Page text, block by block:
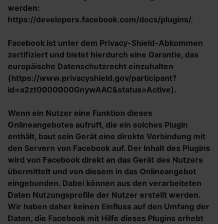
werden:
https://developers.facebook.com/docs/plugins/.
Facebook ist unter dem Privacy-Shield-Abkommen
zertifiziert und bietet hierdurch eine Garantie, das
europäische Datenschutzrecht einzuhalten
(https://www.privacyshield.gov/participant?
id=a2zt0000000GnywAAC&status=Active).
Wenn ein Nutzer eine Funktion dieses
Onlineangebotes aufruft, die ein solches Plugin
enthält, baut sein Gerät eine direkte Verbindung mit
den Servern von Facebook auf. Der Inhalt des Plugins
wird von Facebook direkt an das Gerät des Nutzers
übermittelt und von diesem in das Onlineangebot
eingebunden. Dabei können aus den verarbeiteten
Daten Nutzungsprofile der Nutzer erstellt werden.
Wir haben daher keinen Einfluss auf den Umfang der
Daten, die Facebook mit Hilfe dieses Plugins erhebt